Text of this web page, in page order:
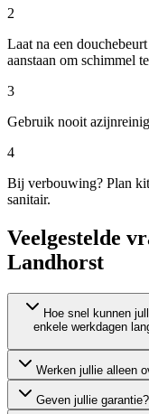
2
Laat na een
aanstaan om schimmel
3
Gebruik nooit
4
Bij verbouwing? Plan
sanitair.
Veelgestelde
Landhorst
Hoe snel kunnen
enkele werkdagen
Werken jullie alleen
Geven jullie garantie?